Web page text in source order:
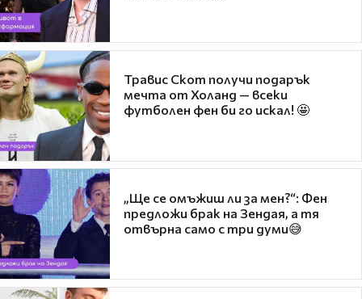
Травис Скот получи подарък
мечта от Холанд — всеки
футболен фен би го искал! 🤩
„Ще се омъжиш ли за мен?“: Фен
предложи брак на Зендая, а тя
отвърна само с три думи😅